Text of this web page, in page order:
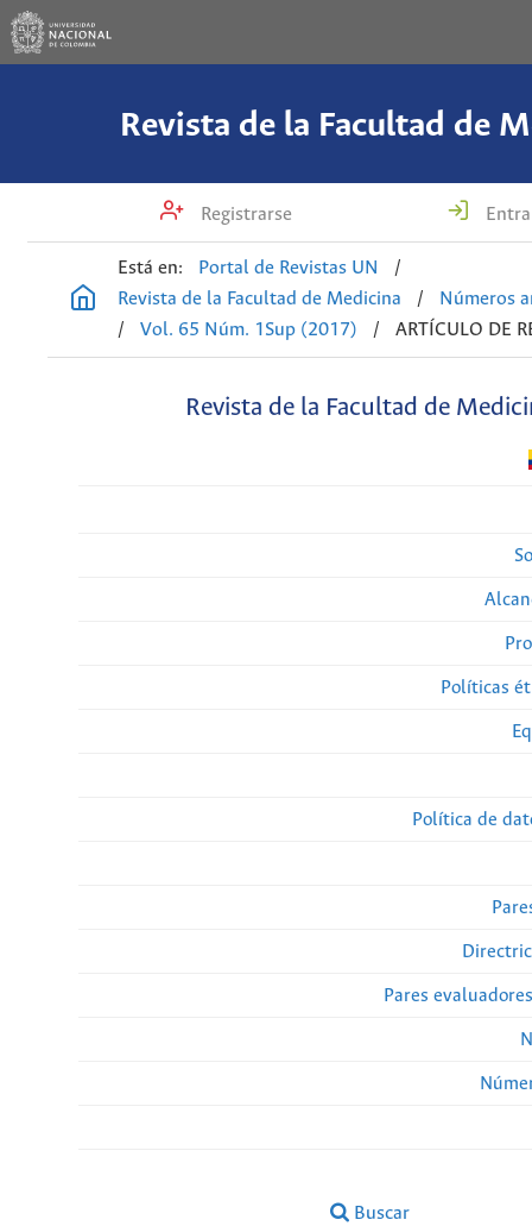
Revista de la Facultad de
Registrarse
Está en: Portal de Revistas UN
/
Revista de la Facultad de Medicina
/
Números
/
Vol. 65 Núm. 1Sup (2017) / ARTÍCULO DE
Revista de la Facultad de
Políticas
Política de
Pares
Buscar